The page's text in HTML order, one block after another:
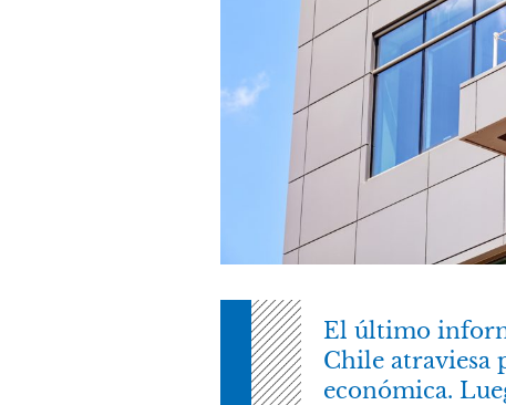
El último
Chile atraviesa
económica.